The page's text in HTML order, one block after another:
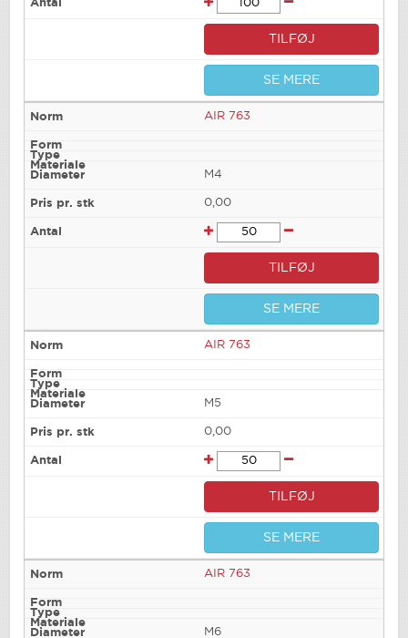
TILFØJ
SE MERE
AIR 763
M4
0,00
TILFØJ
SE MERE
AIR 763
M5
0,00
TILFØJ
SE MERE
AIR 763
M6